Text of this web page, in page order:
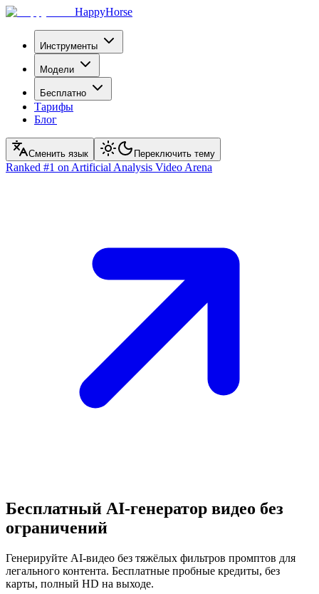
HappyHorse
Инструменты
Модели
Бесплатно
Тарифы
Блог
Сменить язык Переключить тему
Ranked #1 on Artificial Analysis Video Arena
Бесплатный AI-генератор видео без
ограничений
Генерируйте AI-видео без тяжёлых фильтров промптов для
легального контента. Бесплатные пробные кредиты, без
карты, полный HD на выходе.